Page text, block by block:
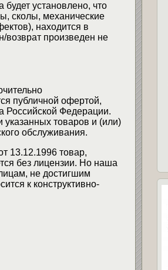
установлено, что
сколы, механические
находится в
возврат произведен не
публичной офертой,
Российской Федерации.
товаров и (или)
обслуживания.
13.12.1996 товар,
без лицензии. Но наша
не достигшим
к конструктивно-